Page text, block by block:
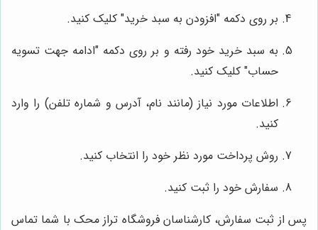
بر روی دکمه "افزودن به سبد خرید" کلیک کنید.
به سبد خرید خود رفته و بر روی دکمه "ادامه جهت تسویه
حساب" کلیک کنید.
اطلاعات مورد نیاز (مانند نام، آدرس و شماره تلفن) را وارد
کنید.
روش پرداخت مورد نظر خود را انتخاب کنید.
سفارش خود را ثبت کنید.
پس از ثبت سفارش، کارشناسان فروشگاه تراز محک با شما تماس